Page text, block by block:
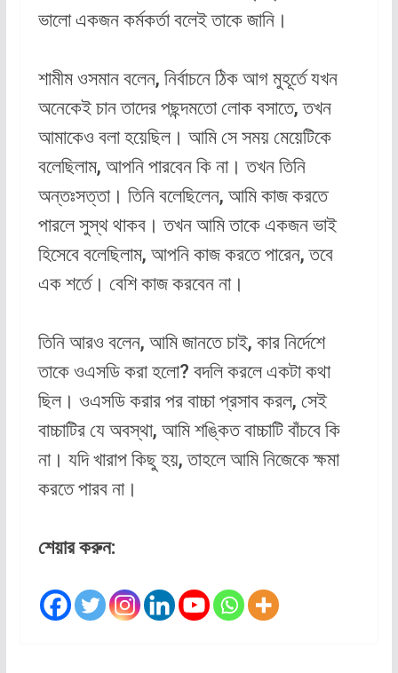
ভালো একজন কর্মকর্তা বলেই তাকে জানি।
শামীম ওসমান বলেন, নির্বাচনে ঠিক আগ মুহূর্তে যখন
অনেকেই চান তাদের পছন্দমতো লোক বসাতে, তখন
আমাকেও বলা হয়েছিল। আমি সে সময় মেয়েটিকে
বলেছিলাম, আপনি পারবেন কি না। তখন তিনি
অন্তঃসত্তা। তিনি বলেছিলেন, আমি কাজ করতে
পারলে সুস্থ থাকব। তখন আমি তাকে একজন ভাই
হিসেবে বলেছিলাম, আপনি কাজ করতে পারেন, তবে
এক শর্তে। বেশি কাজ করবেন না।
তিনি আরও বলেন, আমি জানতে চাই, কার নির্দেশে
তাকে ওএসডি করা হলো? বদলি করলে একটা কথা
ছিল। ওএসডি করার পর বাচ্চা প্রসাব করল, সেই
বাচ্চাটির যে অবস্থা, আমি শঙ্কিত বাচ্চাটি বাঁচবে কি
না। যদি খারাপ কিছু হয়, তাহলে আমি নিজেকে ক্ষমা
করতে পারব না।
শেয়ার করুন: